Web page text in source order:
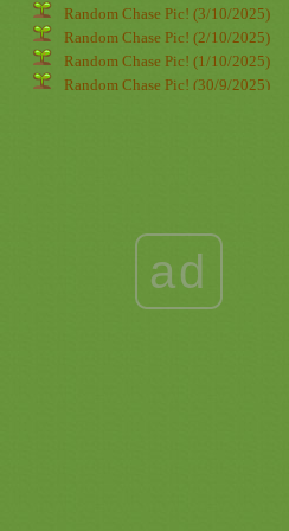
Random Chase Pic! (3/10/2025)
Random Chase Pic! (2/10/2025)
Random Chase Pic! (1/10/2025)
Random Chase Pic! (30/9/2025)
Random Chase Pic! (23/9/2025)
Random Chase Pic! (22/9/2025)
Random Chase Pic! (21/9/2025)
ad